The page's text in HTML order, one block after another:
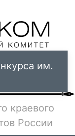
им.
краевого
России